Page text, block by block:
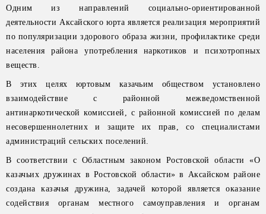
Одним из направлений социально-ориентированной
деятельности Аксайского юрта является реализация мероприятий
по популяризации здорового образа жизни, профилактике среди
населения района употребления наркотиков и психотропных
веществ.
В этих целях юртовым казачьим обществом установлено
взаимодействие с районной межведомственной
антинаркотической комиссией, с районной комиссией по делам
несовершеннолетних и защите их прав, со специалистами
администраций сельских поселений.
В соответствии с Областным законом Ростовской области «О
казачьих дружинах в Ростовской области» в Аксайском районе
создана казачья дружина, задачей которой является оказание
содействия органам местного самоуправления и органам